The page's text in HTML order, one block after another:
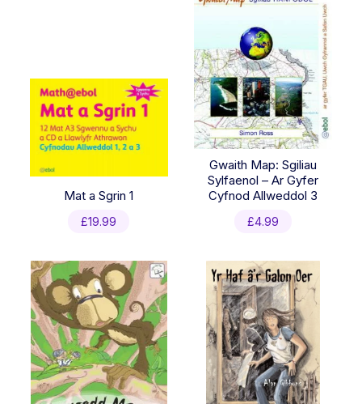
Mat a Sgrin 1
£19.99
Gwaith Map: Sgiliau
Sylfaenol – Ar Gyfer
Cyfnod Allweddol 3
£4.99